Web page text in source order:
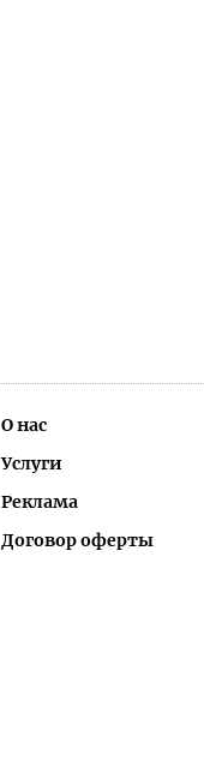
О нас
Услуги
Реклама
Договор оферты